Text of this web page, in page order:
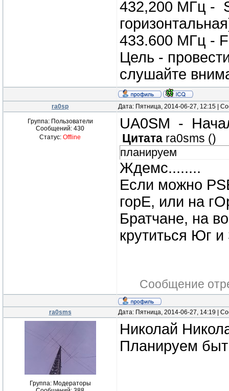
432,200 МГц -
433.600 МГц -
Цель -
слушайте
ra0sp Дата: Пятница, 2014-06-27, 12:15 |
Группа: Пользователи
Сообщений: 430
Статус: Offline
UA0SM -
Цитата ra0sms ()
планируем
Ждемс........
Если можно
горЕ, или на
Братчане, на
крутиться Юг
Сообщение
ra0sms Дата: Пятница, 2014-06-27, 14:19 |
Группа: Модераторы
Николай
Планируем